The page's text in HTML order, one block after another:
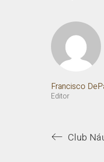
Francisco
Editor
Club